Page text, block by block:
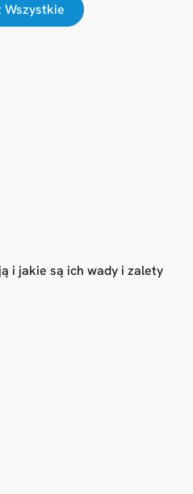
Wszystkie
i jakie są ich wady i zalety